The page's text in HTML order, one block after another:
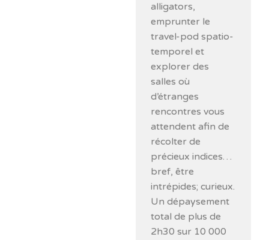
alligators,
emprunter le
travel-pod spatio-
temporel et
explorer des
salles où
d’étranges
rencontres vous
attendent afin de
récolter de
précieux indices…
bref, être
intrépides; curieux.
Un dépaysement
total de plus de
2h30 sur 10 000